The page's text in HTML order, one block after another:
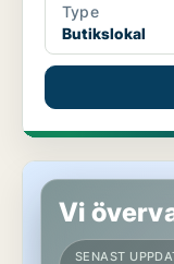
Type
Butikslokal
Butikslokal i Söderort
Vi
SENAST